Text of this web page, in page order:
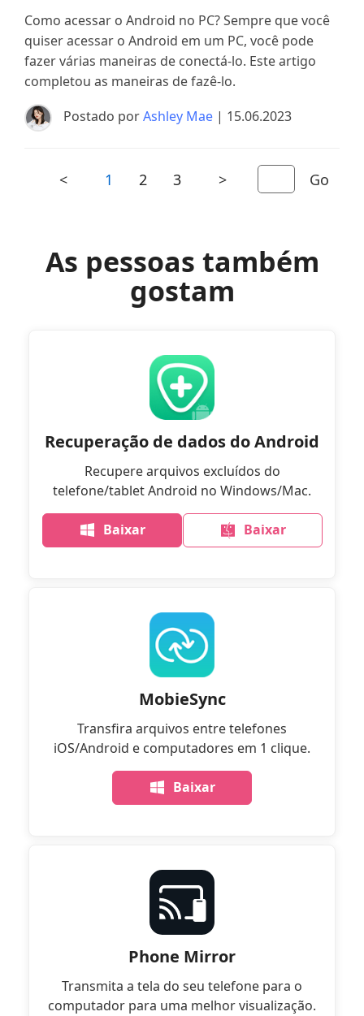
Como acessar o Android no PC? Sempre que você
quiser acessar o Android em um PC, você pode
fazer várias maneiras de conectá-lo. Este artigo
completou as maneiras de fazê-lo.
Postado porAshley Mae | 15.06.2023
< 1 2 3 > Go
As pessoas também
gostam
Recuperação de dados do Android
Recupere arquivos excluídos do
telefone/tablet Android no Windows/Mac.
Baixar Baixar
MobieSync
Transfira arquivos entre telefones
iOS/Android e computadores em 1 clique.
Baixar
Phone Mirror
Transmita a tela do seu telefone para o
computador para uma melhor visualização.